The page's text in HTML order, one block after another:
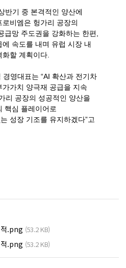
반기 중 본격적인 양산에
로비엠은 헝가리 공장의
급망 주도권을 강화하는 한편
속도를 내며 유럽 시장 내
화할 계획이다
경영대표는 “AI 확산과 전기차
가치 양극재 공급을 지속
리 공장의 성공적인 양산을
핵심 플레이어로
성장 기조를 유지하겠다”고
.png (53.2 KB)
.png (53.2 KB)